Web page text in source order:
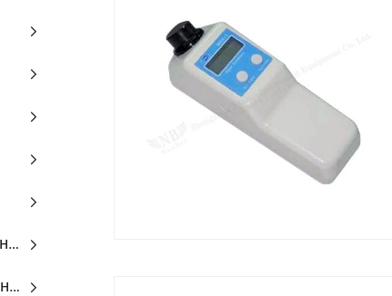
Оборудование для химического анализа
Сельскохозяйственные инструменты